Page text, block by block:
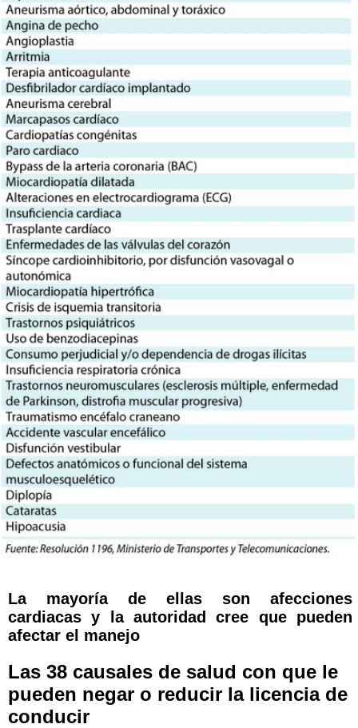
La mayoría de ellas son afecciones
cardiacas y la autoridad cree que pueden
afectar el manejo
Las 38 causales de salud con que le
pueden negar o reducir la licencia de
conducir